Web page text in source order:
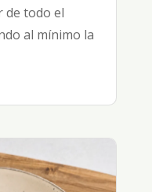
de todo el
al mínimo la